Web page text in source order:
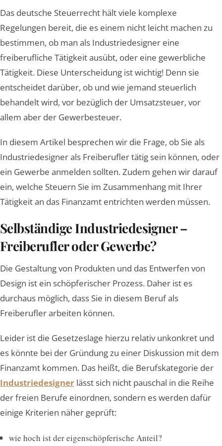
Das deutsche Steuerrecht hält viele komplexe
Regelungen bereit, die es einem nicht leicht machen zu
bestimmen, ob man als Industriedesigner eine
freiberufliche Tätigkeit ausübt, oder eine gewerbliche
Tätigkeit. Diese Unterscheidung ist wichtig! Denn sie
entscheidet darüber, ob und wie jemand steuerlich
behandelt wird, vor bezüglich der Umsatzsteuer, vor
allem aber der Gewerbesteuer.
In diesem Artikel besprechen wir die Frage, ob Sie als
Industriedesigner als Freiberufler tätig sein können, oder
ein Gewerbe anmelden sollten. Zudem gehen wir darauf
ein, welche Steuern Sie im Zusammenhang mit Ihrer
Tätigkeit an das Finanzamt entrichten werden müssen.
Selbständige Industriedesigner –
Freiberufler oder Gewerbe?
Die Gestaltung von Produkten und das Entwerfen von
Design ist ein schöpferischer Prozess. Daher ist es
durchaus möglich, dass Sie in diesem Beruf als
Freiberufler arbeiten können.
Leider ist die Gesetzeslage hierzu relativ unkonkret und
es könnte bei der Gründung zu einer Diskussion mit dem
Finanzamt kommen. Das heißt, die Berufskategorie der
Industriedesigner lässt sich nicht pauschal in die Reihe
der freien Berufe einordnen, sondern es werden dafür
einige Kriterien näher geprüft:
wie hoch ist der eigenschöpferische Anteil?